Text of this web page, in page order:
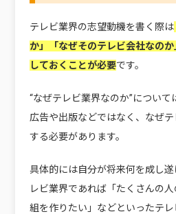
テレビ業界の志望動機を書く際は
か」「なぜそのテレビ会社なの
しておくことが必要です。
“なぜテレビ業界なのか”について
広告や出版などではなく、なぜ
する必要があります。
具体的には自分が将来何を成し
レビ業界であれば「たくさんの
組を作りたい」などといったテ